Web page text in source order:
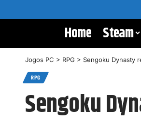
Home Steam
Jogos PC > RPG > Sengoku Dynasty
RPG
Sengoku